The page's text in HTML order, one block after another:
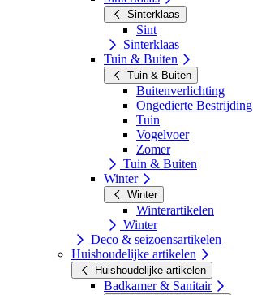
Sinterklaas
Sint
Sinterklaas
Tuin & Buiten
Tuin & Buiten
Buitenverlichting
Ongedierte Bestrijding
Tuin
Vogelvoer
Zomer
Tuin & Buiten
Winter
Winter
Winterartikelen
Winter
Deco & seizoensartikelen
Huishoudelijke artikelen
Huishoudelijke artikelen
Badkamer & Sanitair